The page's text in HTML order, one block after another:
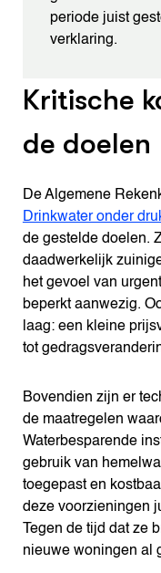
periode juist
verklaring.
Kritische
de doelen
De Algemene
Drinkwater onder
de gestelde doelen.
daadwerkelijk
het gevoel van
beperkt aanwezig.
laag: een kleine
tot
Bovendien zijn er
de maatregelen
Waterbesparende
gebruik van
toegepast en
deze voorzieningen
Tegen de tijd dat ze
nieuwe woningen al